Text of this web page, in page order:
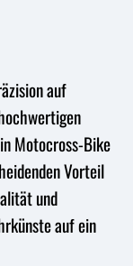
auf
Motocross-Bike
Vorteil
und
auf ein